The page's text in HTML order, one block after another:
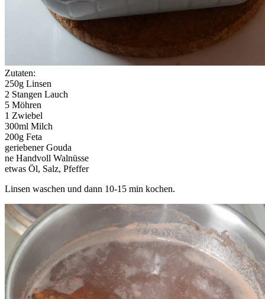
Zutaten:
250g Linsen
2 Stangen Lauch
5 Möhren
1 Zwiebel
300ml Milch
200g Feta
geriebener Gouda
ne Handvoll Walnüsse
etwas Öl, Salz, Pfeffer
Linsen waschen und dann 10-15 min kochen.